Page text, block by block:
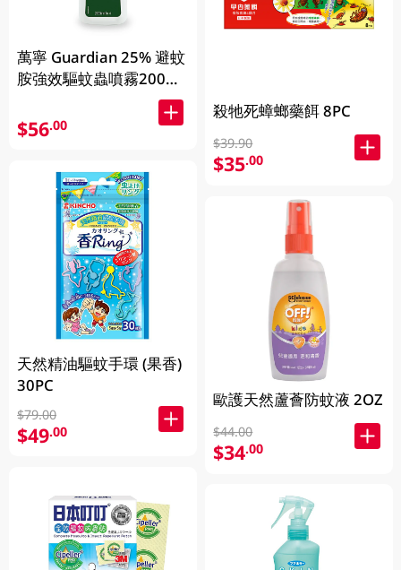
萬寧 Guardian 25% 避蚊
胺強效驅蚊蟲噴霧200毫
$56.00
天然精油驅蚊手環 (果香)
30PC
$79.00
$49.00
殺牠死蟑螂藥餌 8PC
$39.90
$35.00
歐護天然蘆薈防蚊液 2OZ
$44.00
$34.00